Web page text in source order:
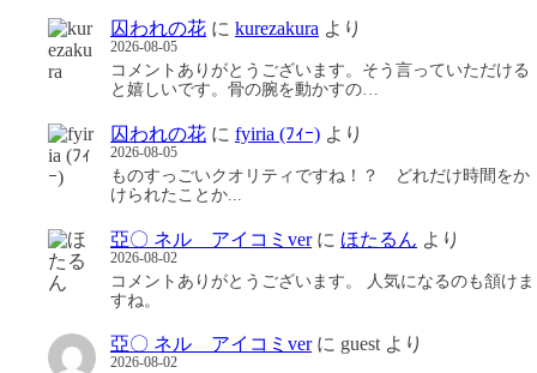
囚われの花 に kurezakura より
2026-08-05
コメントありがとうございます。そう言っていただける
と嬉しいです。骨の腕を動かすの…
囚われの花 に fyiria (ﾌｨｰ) より
2026-08-05
ものすっごいクオリティですね！？ どれだけ時間をか
けられたことか...
亞〇 ネル アイコミverに ほたるん より
2026-08-02
コメントありがとうございます。 人気になるのも頷けま
すね。
亞〇 ネル アイコミverに guest より
2026-08-02